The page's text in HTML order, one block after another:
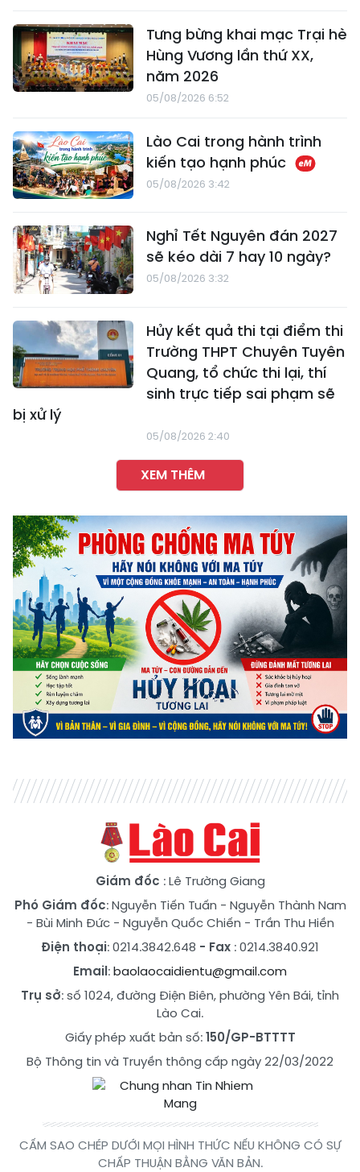
Tưng bừng khai mạc Trại hè
Hùng Vương lần thứ XX,
năm 2026
05/08/2026 6:52
Lào Cai trong hành trình
kiến tạo hạnh phúc
05/08/2026 3:42
Nghỉ Tết Nguyên đán 2027
sẽ kéo dài 7 hay 10 ngày?
05/08/2026 3:32
Hủy kết quả thi tại điểm thi
Trường THPT Chuyên Tuyên
Quang, tổ chức thi lại, thí
sinh trực tiếp sai phạm sẽ
bị xử lý
05/08/2026 2:40
XEM THÊM
Giám đốc : Lê Trường Giang
Phó Giám đốc:Nguyễn Tiến Tuấn - Nguyễn Thành Nam
- Bùi Minh Đức- Nguyễn Quốc Chiến - Trần Thu Hiền
Điện thoại: 0214.3842.648 - Fax : 0214.3840.921
Email:baolaocaidientu@gmail.com
Trụ sở: số 1024, đường Điện Biên, phường Yên Bái, tỉnh
Lào Cai.
Giấy phép xuất bản số:150/GP-BTTTT
Bộ Thông tin và Truyền thông cấp ngày 22/03/2022
CẤM SAO CHÉP DƯỚI MỌI HÌNH THỨC NẾU KHÔNG CÓ SỰ
CHẤP THUẬN BẰNG VĂN BẢN.